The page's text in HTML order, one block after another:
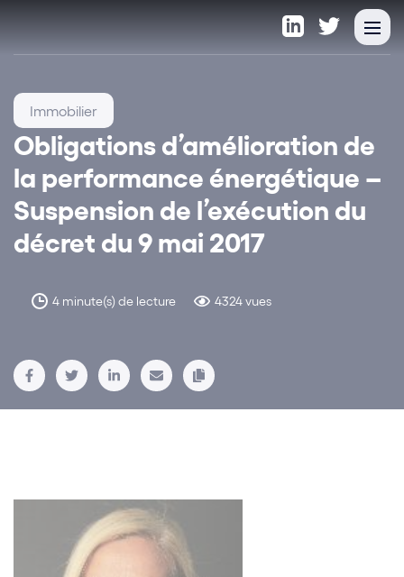
Obligations d’amélioration de
la performance énergétique –
Suspension de l’exécution du
décret du 9 mai 2017
4 minute(s) de lecture 4324 vues
Immobilier